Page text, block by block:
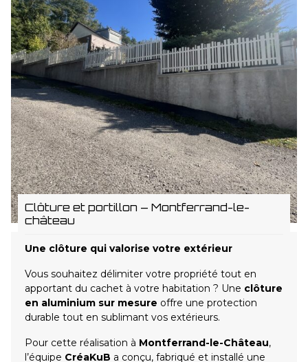
Clôture et portillon – Montferrand-le-
château
Une clôture qui valorise votre extérieur
Vous souhaitez délimiter votre propriété tout en
apportant du cachet à votre habitation ? Une clôture
en aluminium sur mesure offre une protection
durable tout en sublimant vos extérieurs.
Pour cette réalisation à Montferrand-le-Château,
l’équipe CréaKuB a conçu, fabriqué et installé une